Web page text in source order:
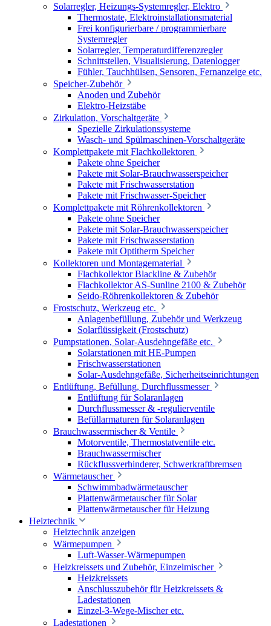
Solarregler, Heizungs-Systemregler, Elektro
Thermostate, Elektroinstallationsmaterial
Frei konfigurierbare / programmierbare
Systemregler
Solarregler, Temperaturdifferenzregler
Schnittstellen, Visualisierung, Datenlogger
Fühler, Tauchhülsen, Sensoren, Fernanzeige etc.
Speicher-Zubehör
Anoden und Zubehör
Elektro-Heizstäbe
Zirkulation, Vorschaltgeräte
Spezielle Zirkulationssysteme
Wasch- und Spülmaschinen-Vorschaltgeräte
Komplettpakete mit Flachkollektoren
Pakete ohne Speicher
Pakete mit Solar-Brauchwasserspeicher
Pakete mit Frischwasserstation
Pakete mit Frischwasser-Speicher
Komplettpakete mit Röhrenkollektoren
Pakete ohne Speicher
Pakete mit Solar-Brauchwasserspeicher
Pakete mit Frischwasserstation
Pakete mit Optitherm Speicher
Kollektoren und Montagematerial
Flachkollektor Blackline & Zubehör
Flachkollektor AS-Sunline 2100 & Zubehör
Seido-Röhrenkollektoren & Zubehör
Frostschutz, Werkzeug etc.
Anlagenbefüllung, Zubehör und Werkzeug
Solarflüssigkeit (Frostschutz)
Pumpstationen, Solar-Ausdehngefäße etc.
Solarstationen mit HE-Pumpen
Frischwasserstationen
Solar-Ausdehngefäße, Sicherheitseinrichtungen
Entlüftung, Befüllung, Durchflussmesser
Entlüftung für Solaranlagen
Durchflussmesser & -regulierventile
Befüllarmaturen für Solaranlagen
Brauchwassermischer & Ventile
Motorventile, Thermostatventile etc.
Brauchwassermischer
Rückflussverhinderer, Schwerkraftbremsen
Wärmetauscher
Schwimmbadwärmetauscher
Plattenwärmetauscher für Solar
Plattenwärmetauscher für Heizung
Heiztechnik
Heiztechnik anzeigen
Wärmepumpen
Luft-Wasser-Wärmepumpen
Heizkreissets und Zubehör, Einzelmischer
Heizkreissets
Anschlusszubehör für Heizkreissets &
Ladestationen
Einzel-3-Wege-Mischer etc.
Ladestationen